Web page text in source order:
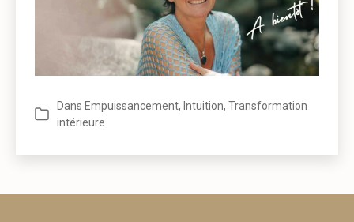
Catégories
Dans Empuissancement, Intuition, Transformation
intérieure